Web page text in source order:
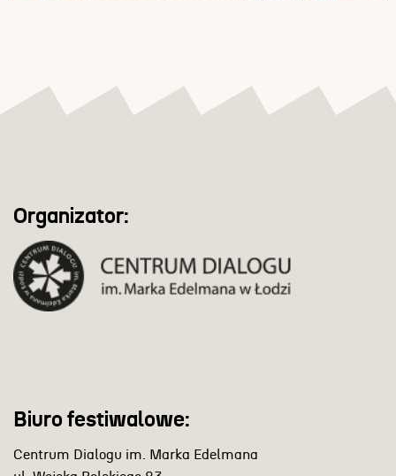
Organizator:
Biuro festiwalowe:
Centrum Dialogu im. Marka Edelmana